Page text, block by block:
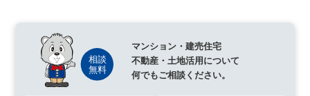
マンション・建売住宅
不動産・土地活用について
何でもご相談ください。